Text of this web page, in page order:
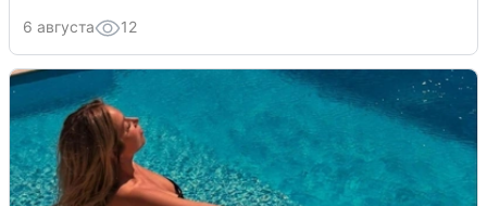
6 августа 12